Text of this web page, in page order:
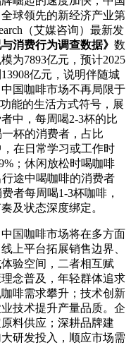
球领先的新经济产业第
（艾媒咨询）最新发
消费行为调查数据》 数
为7893亿元，预计2025
亿元，说明伴随城
国咖啡市场不再局限于
能的生活方式符号，展
中，每周喝2-3杯的比
杯的消费者，占比
在日常学习或工作时
；休闲放松时喝咖啡
途中喝咖啡的消费者
者每周喝1-3杯咖啡，
及状态深度绑定。
国咖啡市场将在多方面
上平台拓展销售边界、
验空间，二者相互赋
念普及，年轻群体追求
啡需求攀升；技术创新
技术提升产量品质。企
料供应；深耕品牌建
研发投入，顺应市场需